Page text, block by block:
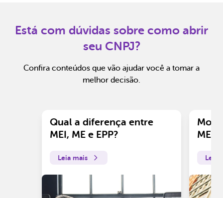
Está com dúvidas sobre como abrir
seu CNPJ?
Confira conteúdos que vão ajudar você a tomar a
melhor decisão.
Qual a diferença entre
MEI, ME e EPP?
Leia mais
ME?
Leia